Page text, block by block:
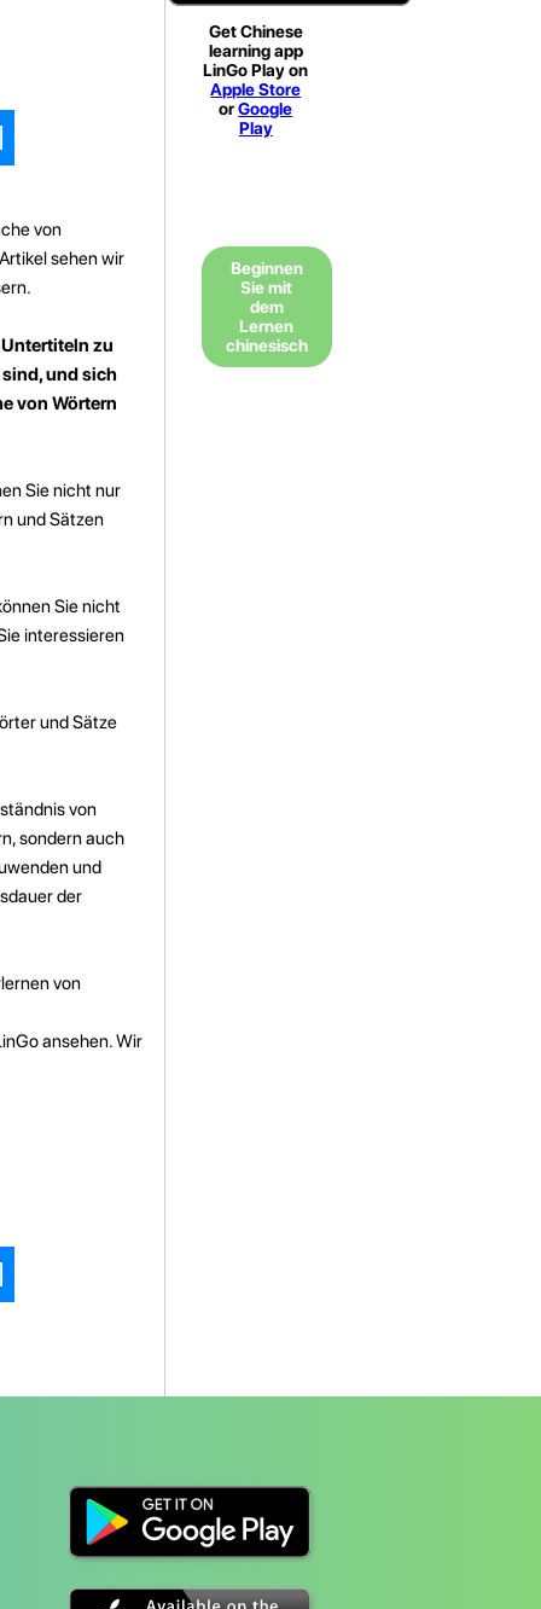
von
sehen wir
zu
und sich
von Wörtern
Sie nicht nur
und Sätzen
Sie nicht
interessieren
und Sätze
von
sondern auch
und
der
von
ansehen. Wir
Get Chinese
learning app
LinGo Play on
Apple Store
orGoogle
Play
Beginnen
Sie mit
dem
Lernen
chinesisch